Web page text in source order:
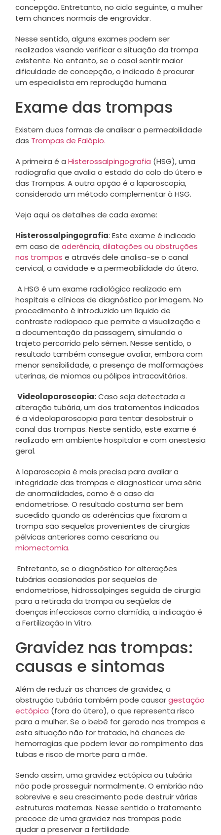
concepção. Entretanto, no ciclo seguinte, a mulher
tem chances normais de engravidar.
Nesse sentido, alguns exames podem ser
realizados visando verificar a situação da trompa
existente. No entanto, se o casal sentir maior
dificuldade de concepção, o indicado é procurar
um especialista em reprodução humana.
Exame das trompas
Existem duas formas de analisar a permeabilidade
das Trompas de Falópio.
A primeira é a Histerossalpingografia (HSG), uma
radiografia que avalia o estado do colo do útero e
das Trompas. A outra opção é a laparoscopia,
considerada um método complementar à HSG.
Veja aqui os detalhes de cada exame:
Histerossalpingografia: Este exame é indicado
em caso de aderência, dilatações ou obstruções
nas trompas e através dele analisa-se o canal
cervical, a cavidade e a permeabilidade do útero.
A HSG é um exame radiológico realizado em
hospitais e clínicas de diagnóstico por imagem. No
procedimento é introduzido um líquido de
contraste radiopaco que permite a visualização e
a documentação da passagem, simulando o
trajeto percorrido pelo sêmen. Nesse sentido, o
resultado também consegue avaliar, embora com
menor sensibilidade, a presença de malformações
uterinas, de miomas ou pólipos intracavitários.
Videolaparoscopia:Caso seja detectada a
alteração tubária, um dos tratamentos indicados
é a videolaparoscopia para tentar desobstruir o
canal das trompas. Neste sentido, este exame é
realizado em ambiente hospitalar e com anestesia
geral.
A laparoscopia é mais precisa para avaliar a
integridade das trompas e diagnosticar uma série
de anormalidades, como é o caso da
endometriose. O resultado costuma ser bem
sucedido quando as aderências que fixaram a
trompa são sequelas provenientes de cirurgias
pélvicas anteriores como cesariana ou
miomectomia.
Entretanto, se o diagnóstico for alterações
tubárias ocasionadas por sequelas de
endometriose, hidrossalpinges seguida de cirurgia
para a retirada da trompa ou seqüelas de
doenças infecciosas como clamídia, a indicação é
a Fertilização In Vitro.
Gravidez nas trompas:
causas e sintomas
Além de reduzir as chances de gravidez, a
obstrução tubária também pode causargestação
ectópica (fora do útero), o que representa risco
para a mulher. Se o bebê for gerado nas trompas e
esta situação não for tratada, há chances de
hemorragias que podem levar ao rompimento das
tubas e risco de morte para a mãe.
Sendo assim, uma gravidez ectópica ou tubária
não pode prosseguir normalmente. O embrião não
sobrevive e seu crescimento pode destruir várias
estruturas maternas. Nesse sentido o tratamento
precoce de uma gravidez nas trompas pode
ajudar a preservar a fertilidade.